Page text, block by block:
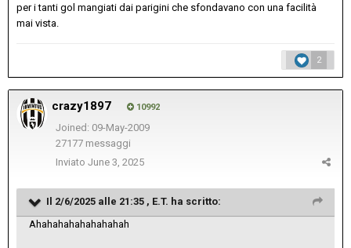
per i tanti gol mangiati dai parigini che sfondavano con una facilità
mai vista.
2
crazy1897 10992
Joined: 09-May-2009
27177 messaggi
Inviato June 3, 2025
Il 2/6/2025 alle 21:35 , E.T. ha scritto:
Ahahahahahahahahah